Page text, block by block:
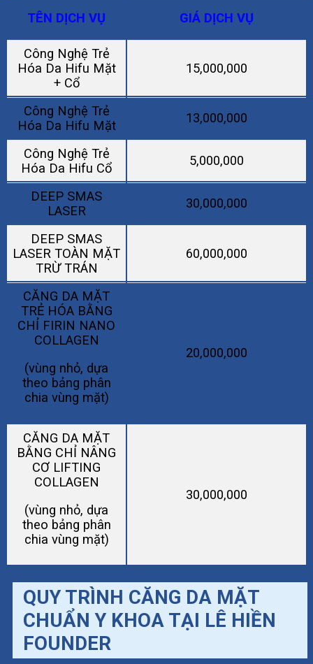
TÊN DỊCH VỤ GIÁ DỊCH VỤ
Công Nghệ Trẻ
Hóa Da Hifu Mặt
+ Cổ
15,000,000
Công Nghệ Trẻ
Hóa Da Hifu Mặt
13,000,000
Công Nghệ Trẻ
Hóa Da Hifu Cổ
5,000,000
DEEP SMAS
LASER
30,000,000
DEEP SMAS
LASER TOÀN MẶT
TRỪ TRÁN
60,000,000
CĂNG DA MẶT
TRẺ HÓA BẰNG
CHỈ FIRIN NANO
COLLAGEN
(vùng nhỏ, dựa
theo bảng phân
chia vùng mặt)
20,000,000
CĂNG DA MẶT
BẰNG CHỈ NÂNG
CƠ LIFTING
COLLAGEN
(vùng nhỏ, dựa
theo bảng phân
chia vùng mặt)
30,000,000
QUY TRÌNH CĂNG DA MẶT
CHUẨN Y KHOA TẠI LÊ HIỀN
FOUNDER